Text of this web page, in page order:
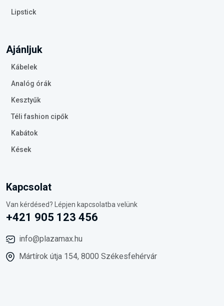
Lipstick
Ajánljuk
Kábelek
Analóg órák
Kesztyűk
Téli fashion cipők
Kabátok
Kések
Kapcsolat
Van kérdésed? Lépjen kapcsolatba velünk
+421 905 123 456
info@plazamax.hu
Mártírok útja 154, 8000 Székesfehérvár